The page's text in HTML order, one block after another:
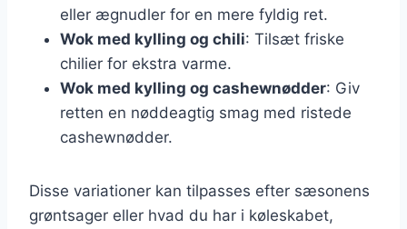
eller ægnudler for en mere fyldig ret.
Wok med kylling og chili: Tilsæt friske
chilier for ekstra varme.
Wok med kylling og cashewnødder: Giv
retten en nøddeagtig smag med ristede
cashewnødder.
Disse variationer kan tilpasses efter sæsonens
grøntsager eller hvad du har i køleskabet,